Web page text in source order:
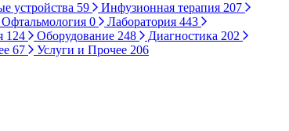
устройства 59 Инфузионная терапия 207
Офтальмология 0 Лаборатория 443
124 Оборудование 248 Диагностика 202
67 Услуги и Прочее 206